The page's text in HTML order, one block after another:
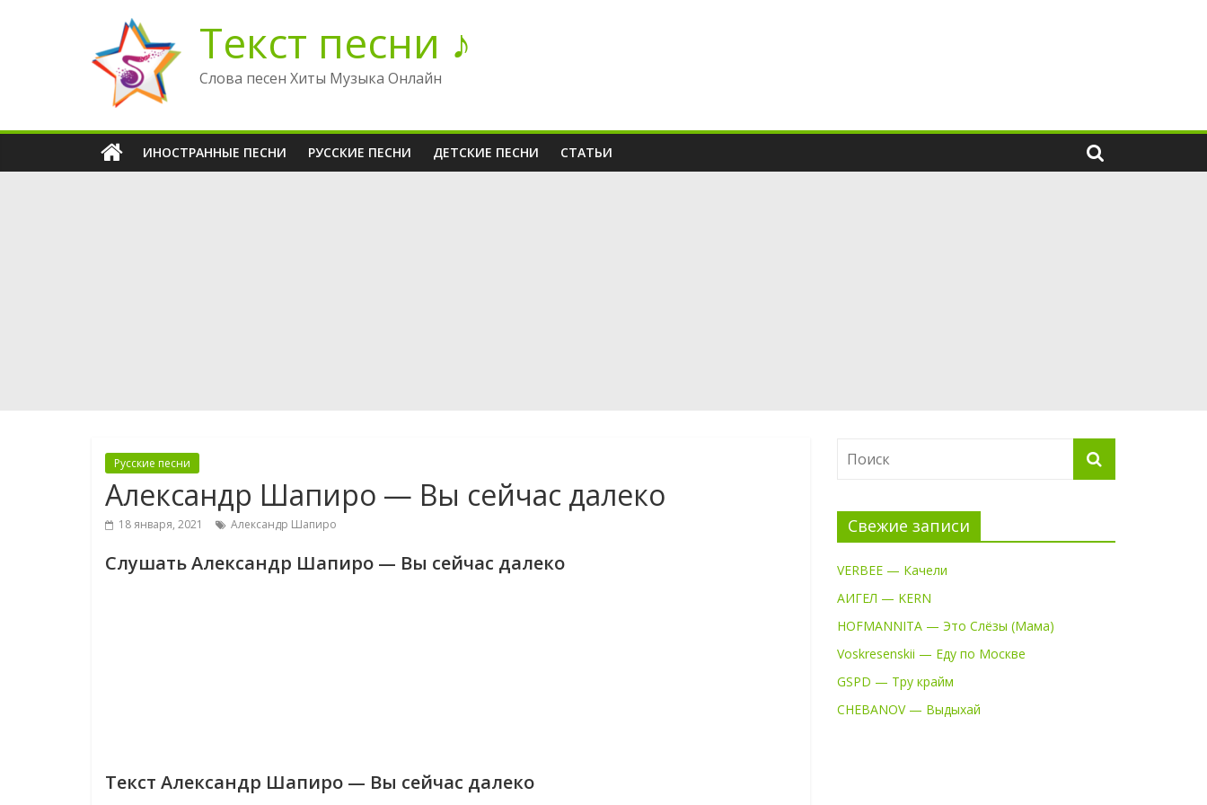
содержимому
Текст песни ♪
Слова песен Хиты Музыка Онлайн
ИНОСТРАННЫЕ ПЕСНИ РУССКИЕ ПЕСНИ ДЕТСКИЕ ПЕСНИ СТАТЬИ
Русские песни
Александр Шапиро — Вы сейчас далеко
18 января, 2021 Александр Шапиро
Слушать Александр Шапиро — Вы сейчас далеко
Текст Александр Шапиро — Вы сейчас далеко
Свежие записи
VERBEE — Качели
АИГЕЛ — KERN
HOFMANNITA — Это Слёзы (Мама)
Voskresenskii — Еду по Москве
GSPD — Тру крайм
CHEBANOV — Выдыхай